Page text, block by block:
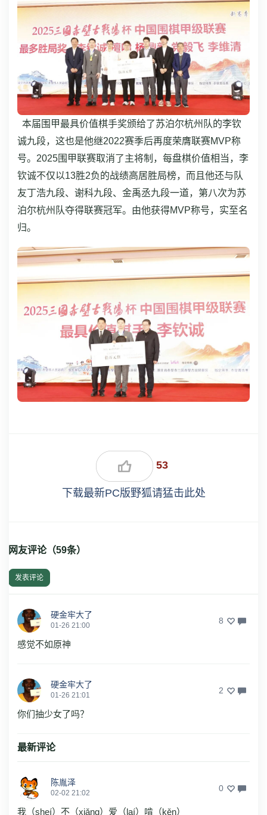
本届围甲最具价值棋手奖颁给了苏泊尔杭州队的李钦
诚九段，这也是他继2022赛季后再度荣膺联赛MVP称
号。2025围甲联赛取消了主将制，每盘棋价值相当，李
钦诚不仅以13胜2负的战绩高居胜局榜，而且他还与队
友丁浩九段、谢科九段、金禹丞九段一道，第八次为苏
泊尔杭州队夺得联赛冠军。由他获得MVP称号，实至名
归。
53
下载最新PC版野狐请猛击此处
网友评论（59条）
发表评论
硬金牢大了
01-26 21:00 8
感觉不如原神
硬金牢大了
01-26 21:01 2
你们抽少女了吗？
最新评论
陈胤泽
02-02 21:02 0
我（sheí）不（xiǎng）爱（laí）啃（kěn）